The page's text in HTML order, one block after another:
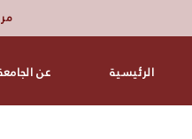
عن الرئيسية